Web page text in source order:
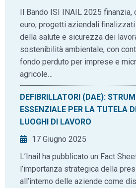
Il Bando ISI INAIL 2025 finanzia,
euro, progetti aziendali
della salute e sicurezza dei
sostenibilità ambientale, con
fondo perduto per imprese e
agricole…
DEFIBRILLATORI (DAE):
ESSENZIALE PER LA TUTELA
LUOGHI DI LAVORO
17 Giugno 2025
L’Inail ha pubblicato un Fact
l’importanza strategica della
all’interno delle aziende come